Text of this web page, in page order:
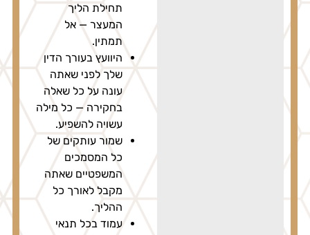
תחילת הליך
המעצר — אל
תמתין.
היוועץ בעורך הדין
שלך לפני שאתה
עונה על כל שאלה
בחקירה — כל מילה
עשויה להשפיע.
שמור עותקים של
כל המסמכים
המשפטיים שאתה
מקבל לאורך כל
ההליך.
עמוד בכל תנאי